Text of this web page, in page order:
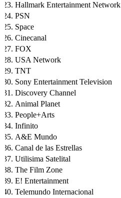
Hallmark Entertainment Network
PSN
Space
Cinecanal
FOX
USA Network
TNT
Sony Entertainment Television
Discovery Channel
Animal Planet
People+Arts
Infinito
A&E Mundo
Canal de las Estrellas
Utilisima Satelital
The Film Zone
E! Entertainment
Telemundo Internacional